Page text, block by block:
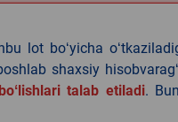
lot boʻyicha
shaxsiy
talab etiladi.